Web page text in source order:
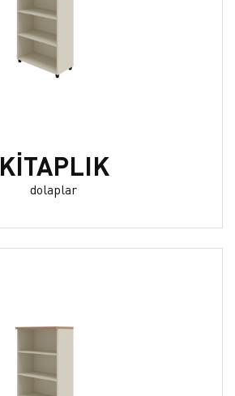
KİTAPLIK
dolaplar